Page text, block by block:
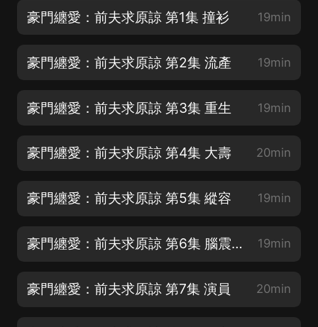
豪門纏愛：前夫求原諒 第1集 撞衫 19min
豪門纏愛：前夫求原諒 第2集 流產 19min
豪門纏愛：前夫求原諒 第3集 重生 19min
豪門纏愛：前夫求原諒 第4集 大壽 20min
豪門纏愛：前夫求原諒 第5集 縱容 19min
豪門纏愛：前夫求原諒 第6集 腦震蕩 19min
豪門纏愛：前夫求原諒 第7集 演員 20min